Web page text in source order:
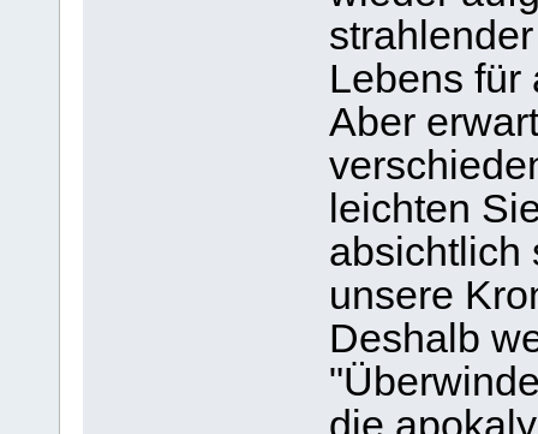
Lebens für
Aber
leichten
absichtlich
unsere
Deshalb
die